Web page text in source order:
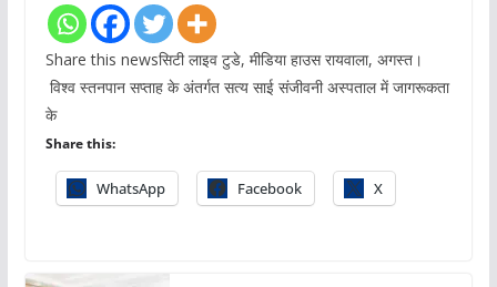
Share this newsसिटी लाइव टुडे, मीडिया हाउस रायवाला, अगस्त।
विश्व स्तनपान सप्ताह के अंतर्गत सत्य साई संजीवनी अस्पताल में जागरूकता
के
Share this:
WhatsApp Facebook X